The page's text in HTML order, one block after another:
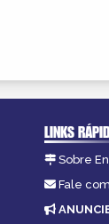
LINKS
Sobre
Fale